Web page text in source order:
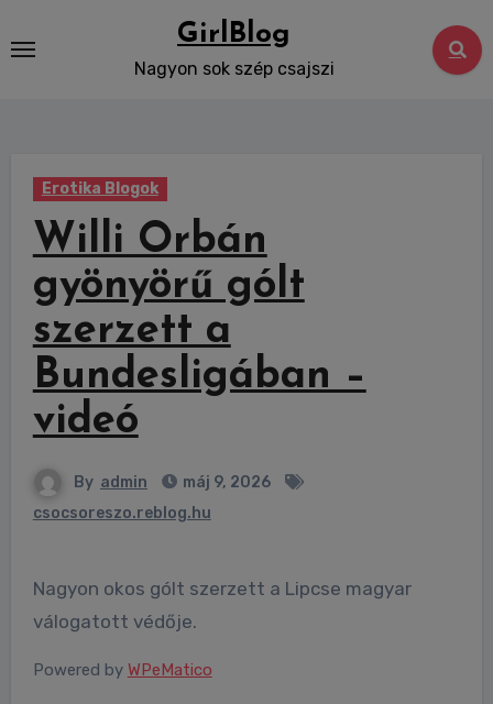
to
GirlBlog
Nagyon sok szép csajszi
Erotika Blogok
Willi Orbán
gyönyörű gólt
szerzett a
Bundesligában –
videó
By admin
máj 9, 2026
csocsoreszo.reblog.hu
Nagyon okos gólt szerzett a Lipcse magyar
válogatott védője.
Powered by WPeMatico